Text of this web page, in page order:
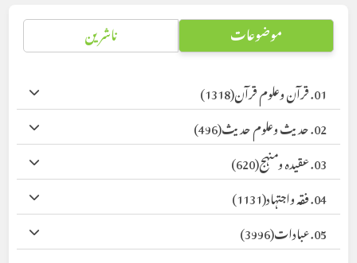
موضوعات ناشرین
01. قرآن وعلوم قرآن
(1318)
02. حدیث وعلوم حدیث
(496)
03. عقیدہ ومنہج
(620)
04. فقہ واجتہاد
(1131)
05. عبادات
(3996)